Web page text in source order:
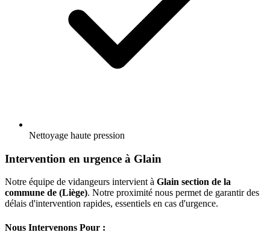
Nettoyage haute pression
Intervention en urgence à Glain
Notre équipe de vidangeurs intervient à Glain section de la
commune de (Liège). Notre proximité nous permet de garantir des
délais d'intervention rapides, essentiels en cas d'urgence.
Nous Intervenons Pour :